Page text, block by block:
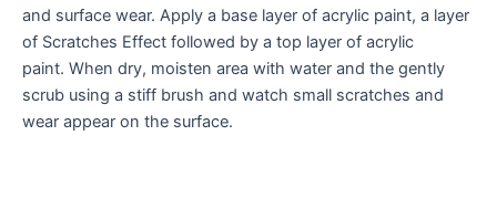
and surface wear. Apply a base layer of acrylic paint, a layer
of Scratches Effect followed by a top layer of acrylic
paint. When dry, moisten area with water and the gently
scrub using a stiff brush and watch small scratches and
wear appear on the surface.